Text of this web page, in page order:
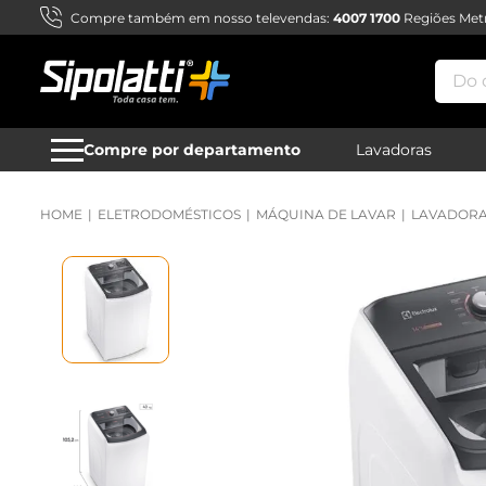
Compre também em nosso televendas: 4007 1700 Regiões
Do
Compre por departamento Lavadoras
ELETRODOMÉSTICOS MÁQUINA DE LAVAR